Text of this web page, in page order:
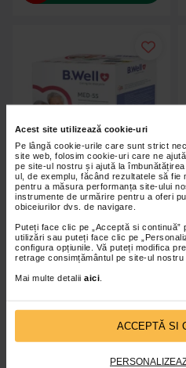
Acest site utilizează cookie-uri
Pe lângă cookie-urile care sunt strict
site web, folosim cookie-uri care ne
pe site-ul nostru și ajută la
ul, de exemplu, făcând rezultatele să fie
pentru a măsura performanța site-ului
instrumente de urmărire pentru a oferi
obiceiurilor dvs. de navigare.
Puteți face clic pe „Acceptă si
utilizări sau puteți face clic pe
configura opțiunile. Vă puteți modifica
retrage consimțământul pe site-ul nostru
Mai multe detalii aici
ACCEPTĂ SI
Tensiometru automat pentru
brat MED-55, 1 bucata, B.Well
Adaugă în coș